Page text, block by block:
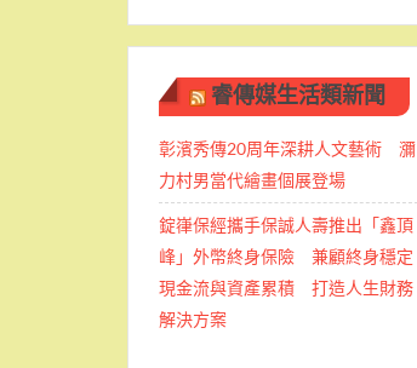
睿傳媒生活類新聞
彰濱秀傳20周年深耕人文藝術 瀰
力村男當代繪畫個展登場
錠嵂保經攜手保誠人壽推出「鑫頂
峰」外幣終身保險 兼顧終身穩定
現金流與資產累積 打造人生財務
解決方案